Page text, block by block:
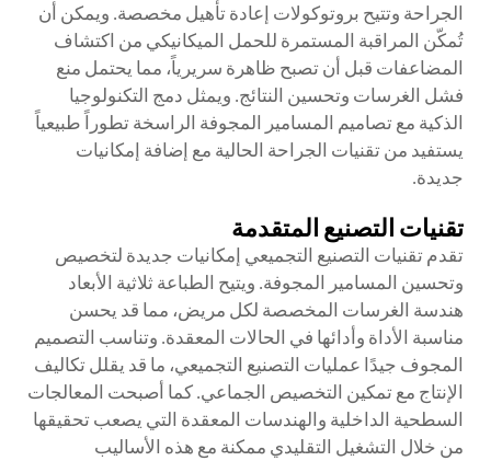
الجراحة وتتيح بروتوكولات إعادة تأهيل مخصصة. ويمكن أن
تُمكّن المراقبة المستمرة للحمل الميكانيكي من اكتشاف
المضاعفات قبل أن تصبح ظاهرة سريرياً، مما يحتمل منع
فشل الغرسات وتحسين النتائج. ويمثل دمج التكنولوجيا
الذكية مع تصاميم المسامير المجوفة الراسخة تطوراً طبيعياً
يستفيد من تقنيات الجراحة الحالية مع إضافة إمكانيات
جديدة.
تقنيات التصنيع المتقدمة
تقدم تقنيات التصنيع التجميعي إمكانيات جديدة لتخصيص
وتحسين المسامير المجوفة. ويتيح الطباعة ثلاثية الأبعاد
هندسة الغرسات المخصصة لكل مريض، مما قد يحسن
مناسبة الأداة وأدائها في الحالات المعقدة. وتناسب التصميم
المجوف جيدًا عمليات التصنيع التجميعي، ما قد يقلل تكاليف
الإنتاج مع تمكين التخصيص الجماعي. كما أصبحت المعالجات
السطحية الداخلية والهندسات المعقدة التي يصعب تحقيقها
من خلال التشغيل التقليدي ممكنة مع هذه الأساليب